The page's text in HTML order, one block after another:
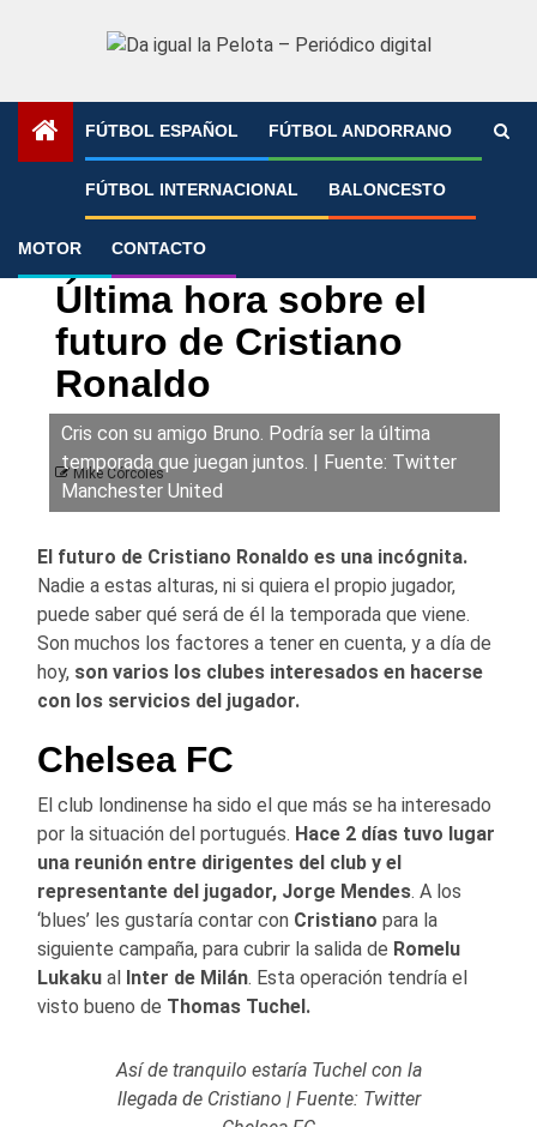
FÚTBOL ESPAÑOL FÚTBOL ANDORRANO
FÚTBOL INTERNACIONAL BALONCESTO
MOTOR CONTACTO
»
Champions League Fútbol Internacional
Última hora sobre el
futuro de Cristiano
Ronaldo
Mike Córcoles
Cris con su amigo Bruno. Podría ser la última
temporada que juegan juntos. | Fuente: Twitter
Manchester United
El futuro de Cristiano Ronaldo es una incógnita.
Nadie a estas alturas, ni si quiera el propio jugador,
puede saber qué será de él la temporada que viene.
Son muchos los factores a tener en cuenta, y a día de
hoy, son varios los clubes interesados en hacerse
con los servicios del jugador.
Chelsea FC
El club londinense ha sido el que más se ha interesado
por la situación del portugués. Hace 2 días tuvo lugar
una reunión entre dirigentes del club y el
representante del jugador, Jorge Mendes. A los
‘blues’ les gustaría contar con Cristiano para la
siguiente campaña, para cubrir la salida de Romelu
Lukaku al Inter de Milán. Esta operación tendría el
visto bueno de Thomas Tuchel.
Así de tranquilo estaría Tuchel con la
llegada de Cristiano | Fuente: Twitter